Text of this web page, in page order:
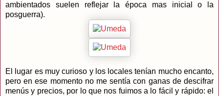
ambientados suelen reflejar la época mas inicial o la
posguerra).
El lugar es muy curioso y los locales tenían mucho encanto,
pero en ese momento no me sentía con ganas de descifrar
menús y precios, por lo que nos fuimos a lo fácil y rápido: el